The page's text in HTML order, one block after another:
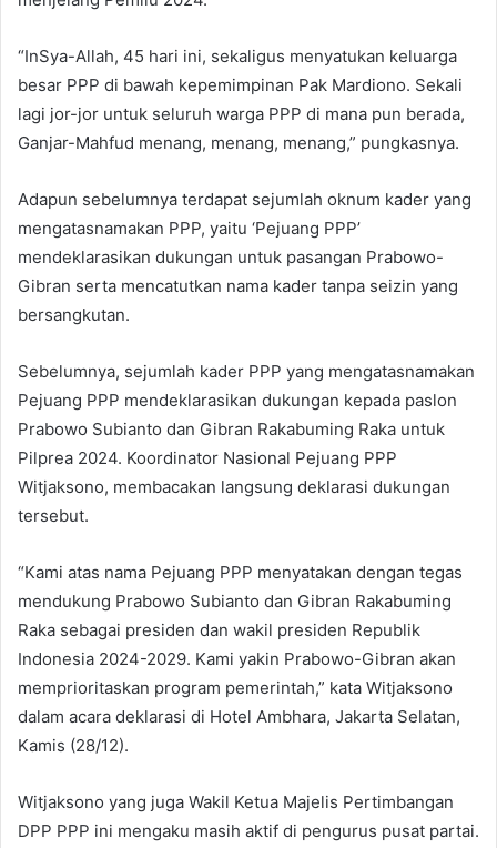
“InSya-Allah, 45 hari ini, sekaligus menyatukan keluarga
besar PPP di bawah kepemimpinan Pak Mardiono. Sekali
lagi jor-jor untuk seluruh warga PPP di mana pun berada,
Ganjar-Mahfud menang, menang, menang,” pungkasnya.
Adapun sebelumnya terdapat sejumlah oknum kader yang
mengatasnamakan PPP, yaitu ‘Pejuang PPP’
mendeklarasikan dukungan untuk pasangan Prabowo-
Gibran serta mencatutkan nama kader tanpa seizin yang
bersangkutan.
Sebelumnya, sejumlah kader PPP yang mengatasnamakan
Pejuang PPP mendeklarasikan dukungan kepada paslon
Prabowo Subianto dan Gibran Rakabuming Raka untuk
Pilprea 2024. Koordinator Nasional Pejuang PPP
Witjaksono, membacakan langsung deklarasi dukungan
tersebut.
“Kami atas nama Pejuang PPP menyatakan dengan tegas
mendukung Prabowo Subianto dan Gibran Rakabuming
Raka sebagai presiden dan wakil presiden Republik
Indonesia 2024-2029. Kami yakin Prabowo-Gibran akan
memprioritaskan program pemerintah,” kata Witjaksono
dalam acara deklarasi di Hotel Ambhara, Jakarta Selatan,
Kamis (28/12).
Witjaksono yang juga Wakil Ketua Majelis Pertimbangan
DPP PPP ini mengaku masih aktif di pengurus pusat partai.